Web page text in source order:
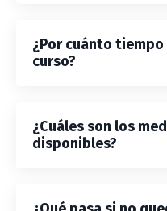
¿Por cuánto
curso?
¿Cuáles son los
disponibles?